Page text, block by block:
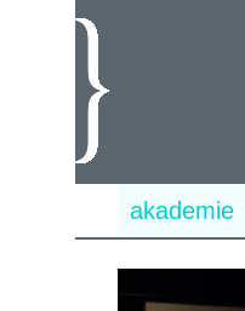
akademie